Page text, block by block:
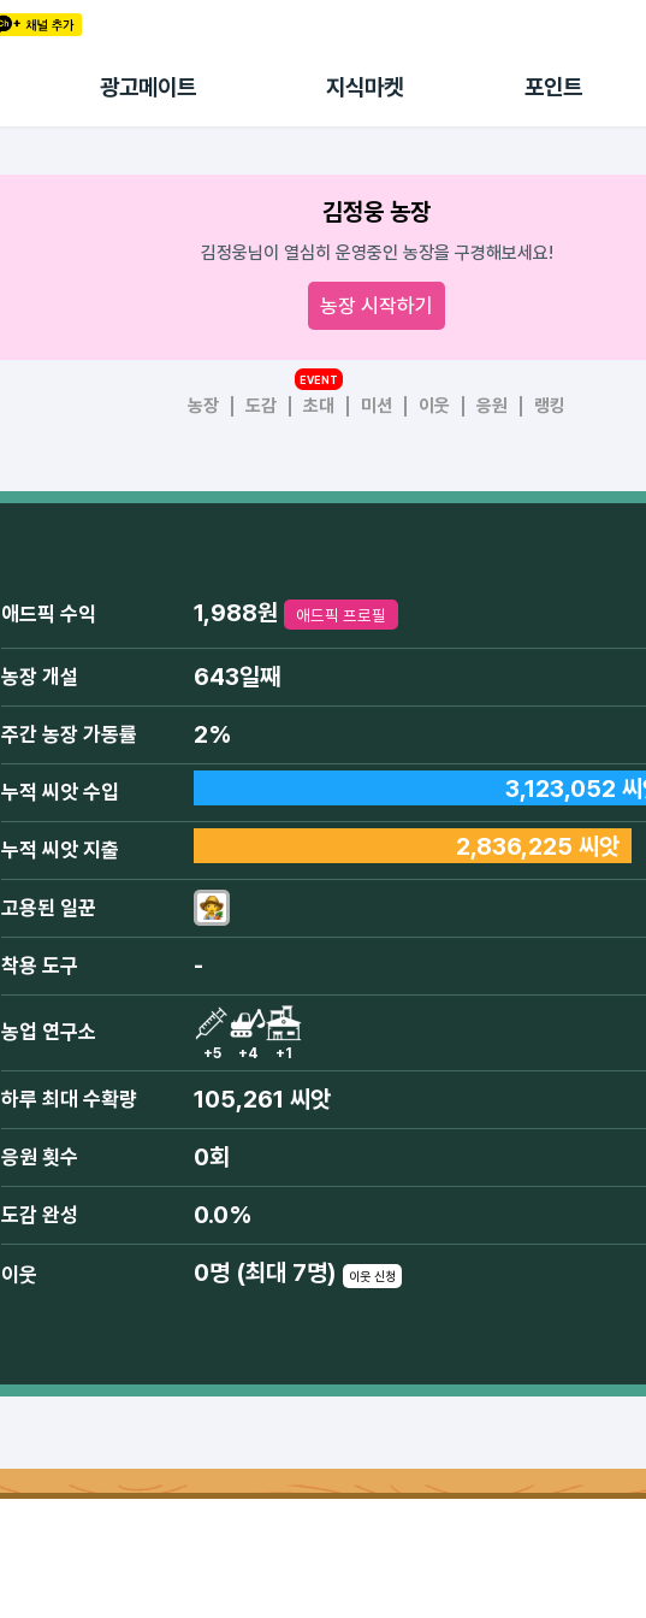
광고메이트 지식마켓 포인트
광고리포트
출석 룰렛
후원
김정웅 농장
김정웅님이 열심히 운영중인 농장을 구경해보세요!
농장 시작하기
농장 도감 초대
EVENT
미션 이웃 응원 랭킹
애드픽 수익 1,988원 애드픽 프로필
농장 개설 643일째
주간 농장 가동률 2%
누적 씨앗 수입 3,123,052 씨
누적 씨앗 지출 2,836,225 씨앗
고용된 일꾼
착용 도구 -
농업 연구소
+5 +4 +1
하루 최대 수확량 105,261 씨앗
응원 횟수 0회
도감 완성 0.0%
이웃 0명 (최대 7명) 이웃 신청